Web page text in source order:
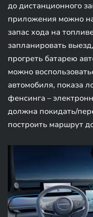
до дистанционного
приложения можно
запас хода на
запланировать
прогреть батарею
можно
автомобиля, показа
фенсинга –
должна покидать/
построить маршрут